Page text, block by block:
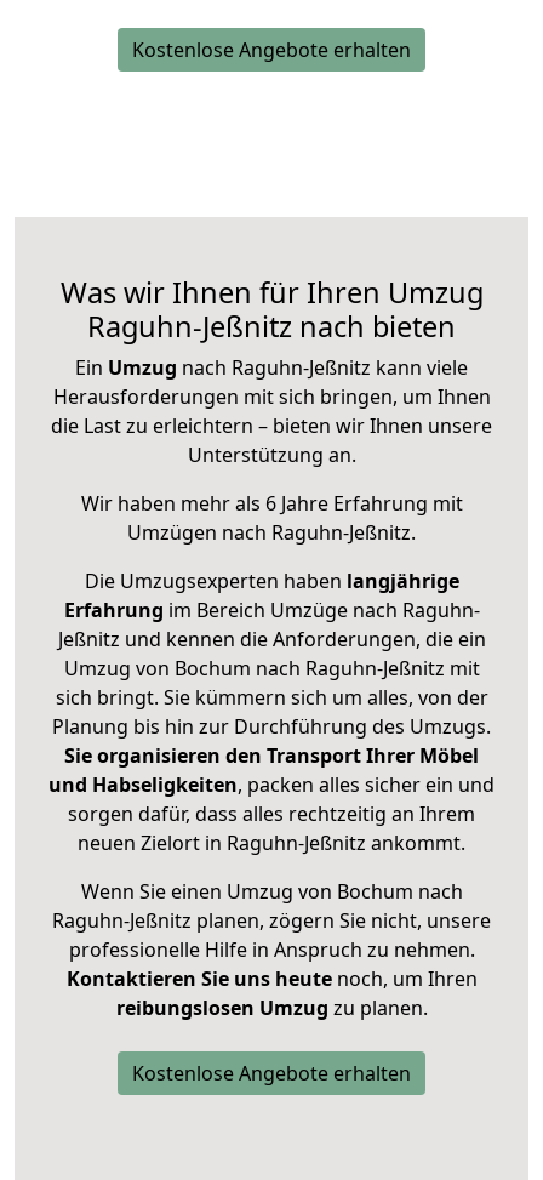
Kostenlose Angebote erhalten
Was wir Ihnen für Ihren Umzug
Raguhn-Jeßnitz nach bieten
Ein Umzug nach Raguhn-Jeßnitz kann viele
Herausforderungen mit sich bringen, um Ihnen
die Last zu erleichtern – bieten wir Ihnen unsere
Unterstützung an.
Wir haben mehr als 6 Jahre Erfahrung mit
Umzügen nach Raguhn-Jeßnitz.
Die Umzugsexperten haben langjährige
Erfahrung im Bereich Umzüge nach Raguhn-
Jeßnitz und kennen die Anforderungen, die ein
Umzug von Bochum nach Raguhn-Jeßnitz mit
sich bringt. Sie kümmern sich um alles, von der
Planung bis hin zur Durchführung des Umzugs.
Sie organisieren den Transport Ihrer Möbel
und Habseligkeiten, packen alles sicher ein und
sorgen dafür, dass alles rechtzeitig an Ihrem
neuen Zielort in Raguhn-Jeßnitz ankommt.
Wenn Sie einen Umzug von Bochum nach
Raguhn-Jeßnitz planen, zögern Sie nicht, unsere
professionelle Hilfe in Anspruch zu nehmen.
Kontaktieren Sie uns heutenoch, um Ihren
reibungslosen Umzug zu planen.
Kostenlose Angebote erhalten